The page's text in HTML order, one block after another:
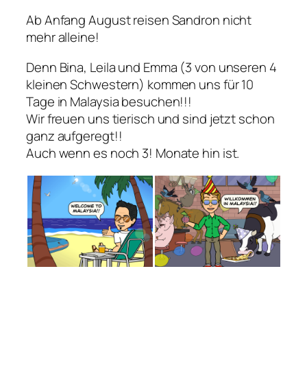
Ab Anfang August reisen Sandron nicht
mehr alleine!
Denn Bina, Leila und Emma (3 von unseren 4
kleinen Schwestern) kommen uns für 10
Tage in Malaysia besuchen!!!
Wir freuen uns tierisch und sind jetzt schon
ganz aufgeregt!!
Auch wenn es noch 3! Monate hin ist.